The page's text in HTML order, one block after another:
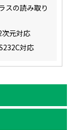
スの読み取り
元対応
対応